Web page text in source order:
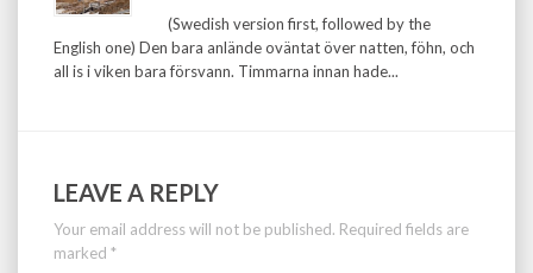
(Swedish version first, followed by the
English one) Den bara anlände oväntat över natten, föhn, och
all is i viken bara försvann. Timmarna innan hade...
LEAVE A REPLY
Your email address will not be published. Required fields are
marked *